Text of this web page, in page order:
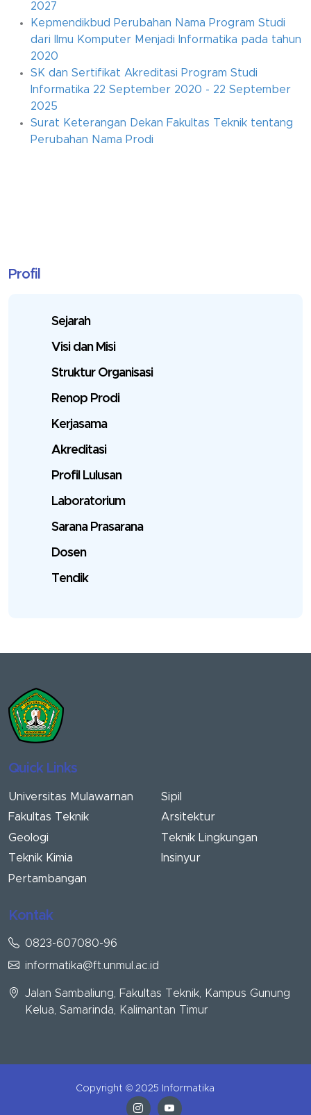
2027
Kepmendikbud Perubahan Nama Program Studi
dari Ilmu Komputer Menjadi Informatika pada tahun
2020
SK dan Sertifikat Akreditasi Program Studi
Informatika 22 September 2020 - 22 September
2025
Surat Keterangan Dekan Fakultas Teknik tentang
Perubahan Nama Prodi
Profil
Sejarah
Visi dan Misi
Struktur Organisasi
Renop Prodi
Kerjasama
Akreditasi
Profil Lulusan
Laboratorium
Sarana Prasarana
Dosen
Tendik
Quick Links
Universitas Mulawarnan
Fakultas Teknik
Geologi
Teknik Kimia
Pertambangan
Sipil
Arsitektur
Teknik Lingkungan
Insinyur
Kontak
0823-607080-96
informatika@ft.unmul.ac.id
Jalan Sambaliung, Fakultas Teknik, Kampus Gunung
Kelua, Samarinda, Kalimantan Timur
Copyright © 2025 Informatika